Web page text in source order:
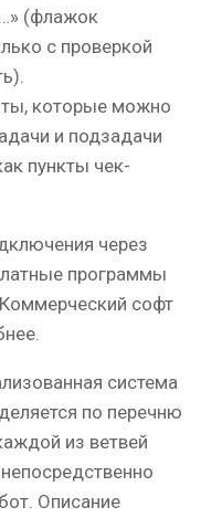
(флажок
с проверкой
которые можно
и подзадачи
пункты чек-
через
программы
софт
система
по перечню
из ветвей
Описание